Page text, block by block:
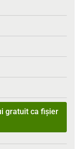
gratuit ca fișier